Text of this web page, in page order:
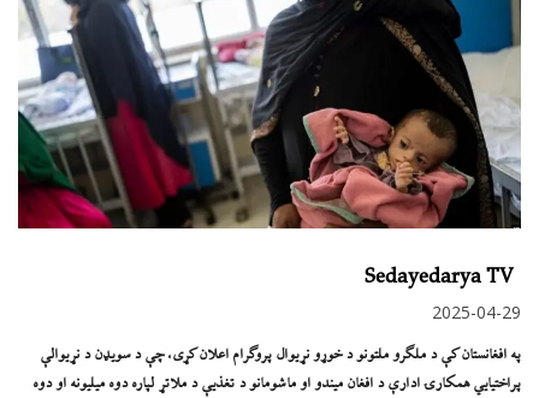
Sedayedarya TV
2025-04-29
په افغانستان کې د ملګرو ملتونو د خوړو نړیوال پروګرام اعلان کړی، چې د سویډن د نړیوالې
پراختیایي همکارۍ ادارې د افغان میندو او ماشومانو د تغذیې د ملاتړ لپاره دوه میلیونه او دوه